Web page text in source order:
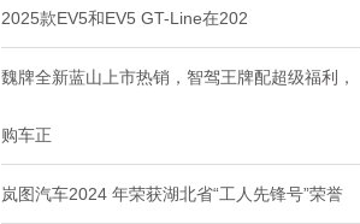
2025款EV5和EV5 GT-Line在202
魏牌全新蓝山上市热销，智驾王牌配超级福利，
购车正
岚图汽车2024 年荣获湖北省“工人先锋号”荣誉